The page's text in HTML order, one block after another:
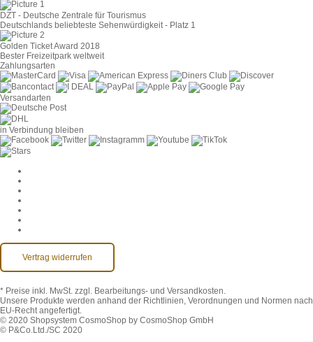
DZT - Deutsche Zentrale für Tourismus
Deutschlands beliebteste Sehenwürdigkeit - Platz 1
Golden Ticket Award 2018
Bester Freizeitpark weltweit
Zahlungsarten
Versandarten
in Verbindung bleiben
Vertrag widerrufen
* Preise inkl. MwSt. zzgl. Bearbeitungs- und Versandkosten.
Unsere Produkte werden anhand der Richtlinien, Verordnungen und Normen nach
EU-Recht angefertigt.
© 2020 Shopsystem CosmoShop by CosmoShop GmbH
© P&Co.Ltd./SC 2020